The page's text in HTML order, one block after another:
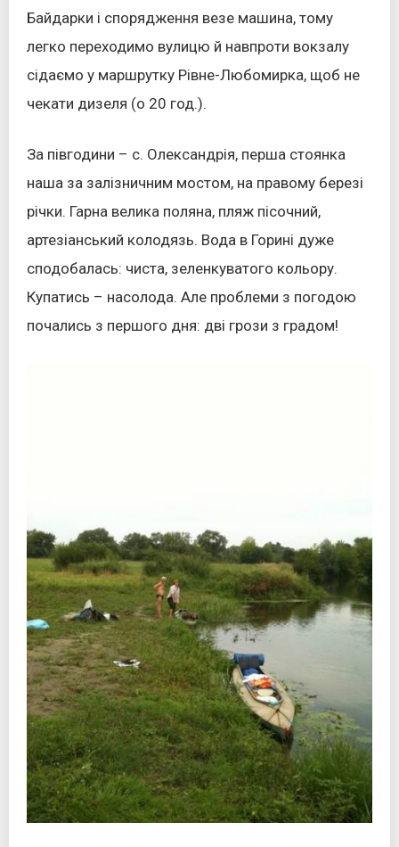
Байдарки і спорядження везе машина, тому
легко переходимо вулицю й навпроти вокзалу
сідаємо у маршрутку Рівне-Любомирка, щоб не
чекати дизеля (о 20 год.).
За півгодини – с. Олександрія, перша стоянка
наша за залізничним мостом, на правому березі
річки. Гарна велика поляна, пляж пісочний,
артезіанський колодязь. Вода в Горині дуже
сподобалась: чиста, зеленкуватого кольору.
Купатись – насолода. Але проблеми з погодою
почались з першого дня: дві грози з градом!